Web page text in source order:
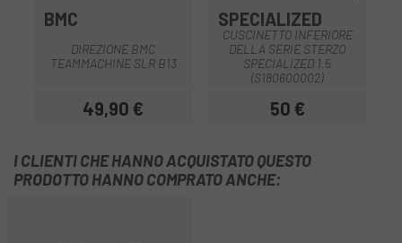
BMC
DIREZIONE BMC
TEAMMACHINE SLR B13
Prezzo
49,90 €
SPECIALIZED
CUSCINETTO INFERIORE
DELLA SERIE STERZO
SPECIALIZED 1.5
(S180600002)
Prezzo
50 €
I CLIENTI CHE HANNO ACQUISTATO QUESTO
PRODOTTO HANNO COMPRATO ANCHE: